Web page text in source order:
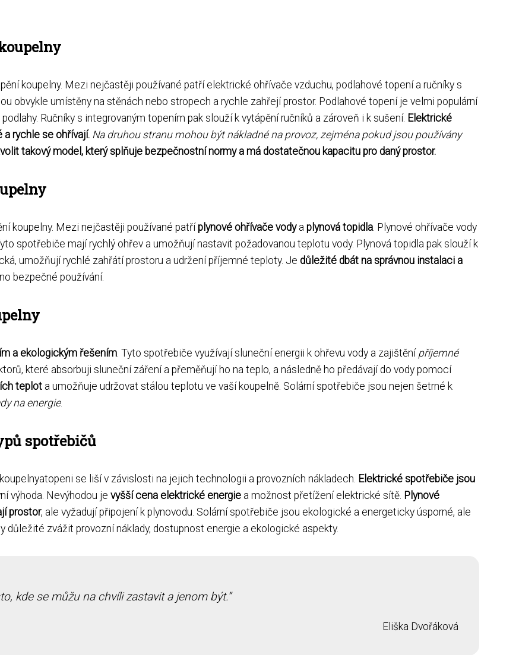
koupelny. Mezi nejčastěji používané patří elektrické ohřívače vzduchu, podlahové topení a ručníky s
obvykle umístěny na stěnách nebo stropech a rychle zahřejí prostor. Podlahové topení je velmi populární
Ručníky s integrovaným topením pak slouží k vytápění ručníků a zároveň i k sušení. Elektrické
a rychle se ohřívají. Na druhou stranu mohou být nákladné na provoz, zejména pokud jsou používány
takový model, který splňuje bezpečnostní normy a má dostatečnou kapacitu pro daný prostor.
koupelny. Mezi nejčastěji používané patříplynové ohřívače vodya plynová topidla . Plynové ohřívače vody
spotřebiče mají rychlý ohřev a umožňují nastavit požadovanou teplotu vody. Plynová topidla pak slouží k
umožňují rychlé zahřátí prostoru a udržení příjemné teploty. Je důležité dbát na správnou instalaci a
bezpečné používání.
a ekologickým řešením . Tyto spotřebiče využívají sluneční energii k ohřevu vody a zajištění příjemné
které absorbuji sluneční záření a přeměňují ho na teplo, a následně ho předávají do vody pomocí
teplot a umožňuje udržovat stálou teplotu ve vaší koupelně. Solární spotřebiče jsou nejen šetrné k
na energie.
spotřebičů
se liší v závislosti na jejich technologii a provozních nákladech. Elektrické spotřebiče jsou
výhoda. Nevýhodou je vyšší cena elektrické energie a možnost přetížení elektrické sítě. Plynové
prostor, ale vyžadují připojení k plynovodu. Solární spotřebiče jsou ekologické a energeticky úsporné, ale
zvážit provozní náklady, dostupnost energie a ekologické aspekty.
kde se můžu na chvíli zastavit a jenom být.
Eliška Dvořáková